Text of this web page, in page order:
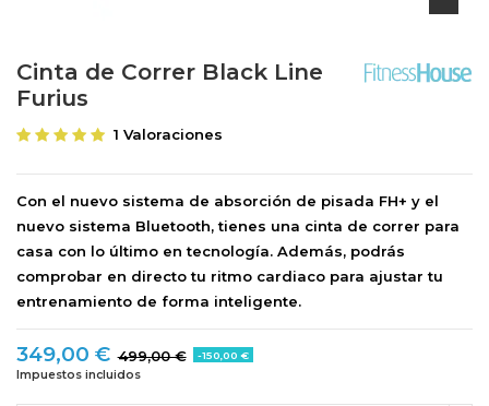
Cinta de Correr Black Line
Furius
1 Valoraciones
Con el nuevo sistema de absorción de pisada FH+ y el
nuevo sistema Bluetooth, tienes una cinta de correr para
casa con lo último en tecnología. Además, podrás
comprobar en directo tu ritmo cardiaco para ajustar tu
entrenamiento de forma inteligente.
349,00 € 499,00 € -150,00 €
Impuestos incluidos